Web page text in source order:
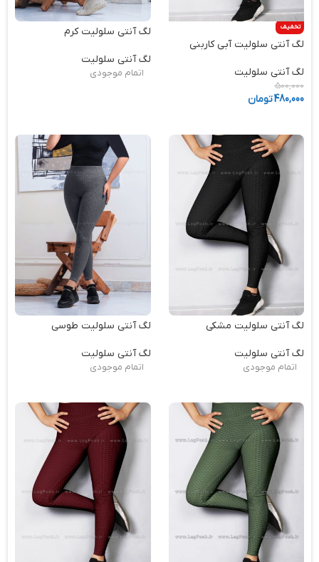
تخفیف
لگ آنتی سلولیت آبی کاربنی
لگ آنتی سلولیت
500,000
480,000تومان
لگ آنتی سلولیت کرم
لگ آنتی سلولیت
اتمام موجودی
لگ آنتی سلولیت مشکی
لگ آنتی سلولیت
اتمام موجودی
لگ آنتی سلولیت طوسی
لگ آنتی سلولیت
اتمام موجودی